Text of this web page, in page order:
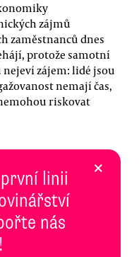
zájmů
zaměstnanců dnes
protože samotní
zájem: lidé jsou
nemají čas,
riskovat
linii
nás
×